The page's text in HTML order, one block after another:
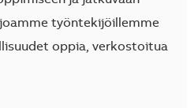
työntekijöillemme
oppia, verkostoitua